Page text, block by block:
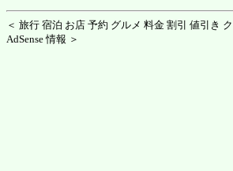
＜ 旅行 宿泊 お店 予約 グルメ 料金 割引 値引き
AdSense 情報 ＞